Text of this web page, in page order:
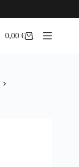
Warenkorb
0,00€